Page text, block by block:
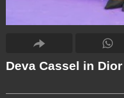
Deva Cassel in Dior